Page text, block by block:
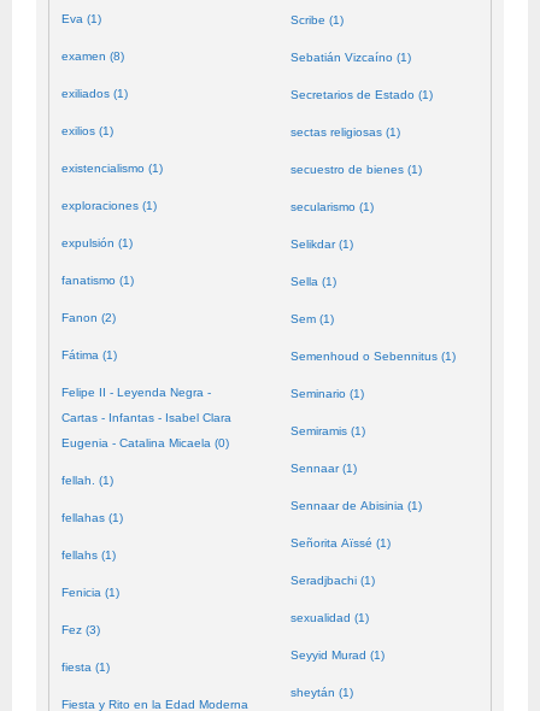
Eva (1)
examen (8)
exiliados (1)
exilios (1)
existencialismo (1)
exploraciones (1)
expulsión (1)
fanatismo (1)
Fanon (2)
Fátima (1)
Felipe II - Leyenda Negra -
Cartas - Infantas - Isabel Clara
Eugenia - Catalina Micaela (0)
fellah. (1)
fellahas (1)
fellahs (1)
Fenicia (1)
Fez (3)
fiesta (1)
Fiesta y Rito en la Edad Moderna
Scribe (1)
Sebatián Vizcaíno (1)
Secretarios de Estado (1)
sectas religiosas (1)
secuestro de bienes (1)
secularismo (1)
Selikdar (1)
Sella (1)
Sem (1)
Semenhoud o Sebennitus (1)
Seminario (1)
Semiramis (1)
Sennaar (1)
Sennaar de Abisinia (1)
Señorita Aïssé (1)
Seradjbachi (1)
sexualidad (1)
Seyyid Murad (1)
sheytán (1)